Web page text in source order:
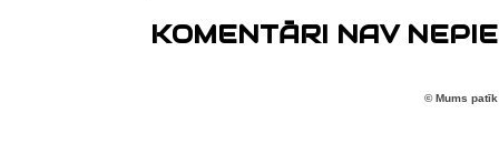
KOMENTĀRI NAV
© Mums